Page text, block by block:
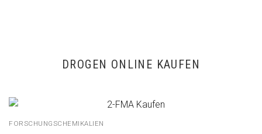
DROGEN ONLINE KAUFEN
FORSCHUNGSCHEMIKALIEN